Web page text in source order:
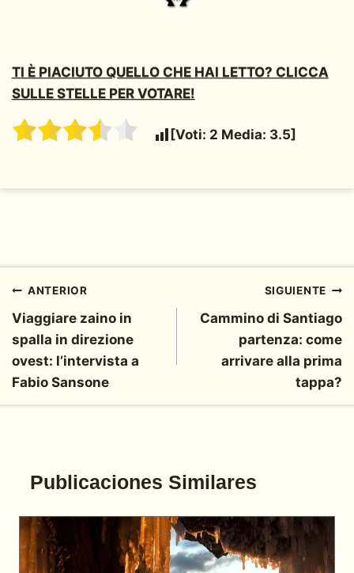
TI È PIACIUTO QUELLO CHE HAI LETTO? CLICCA
SULLE STELLE PER VOTARE!
[Voti: 2 Media: 3.5]
Navegación
de
entradas
ANTERIOR
Viaggiare zaino in
spalla in direzione
ovest: l’intervista a
Fabio Sansone
SIGUIENTE
Cammino di Santiago
partenza: come
arrivare alla prima
tappa?
Publicaciones Similares